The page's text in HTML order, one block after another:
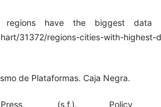
regions have the biggest data
31372/regions-cities-with-highest-
de Plataformas. Caja Negra.
(s.f.). Policy